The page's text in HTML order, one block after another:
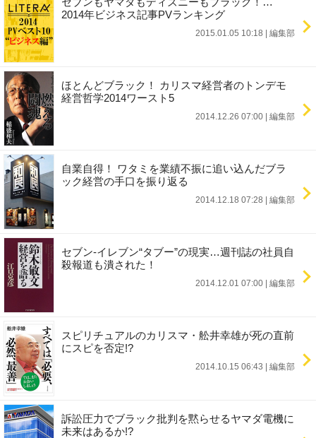
2014年ビジネス記事PVランキング
2015.01.05 10:18 編集部
ほとんどブラック！ カリスマ経営者のトンデモ
経営哲学2014ワースト5
2014.12.26 07:00 編集部
自業自得！ ワタミを業績不振に追い込んだブラ
ック経営の手口を振り返る
2014.12.18 07:28 編集部
セブン-イレブン“タブー”の現実…週刊誌の社員自
殺報道も潰された！
2014.12.01 07:00 編集部
スピリチュアルのカリスマ・舩井幸雄が死の直前
にスピを否定!?
2014.10.15 06:43 編集部
訴訟圧力でブラック批判を黙らせるヤマダ電機に
未来はあるか!?